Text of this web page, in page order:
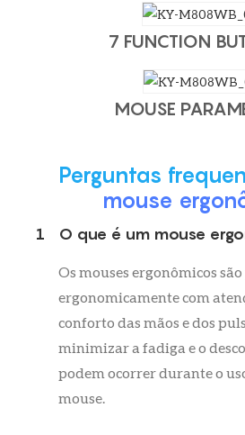
7 FUNCTION
MOUSE
Perguntas
mouse
1 O que é um mouse
Os mouses ergonômicos
ergonomicamente com
conforto das mãos e dos
minimizar a fadiga e o
podem ocorrer durante o
mouse.